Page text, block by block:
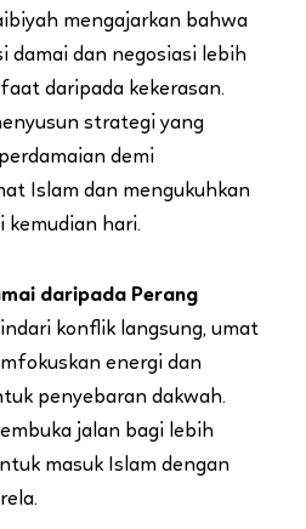
mengajarkan bahwa
damai dan negosiasi lebih
daripada kekerasan.
demi
Islam dan mengukuhkan
kemudian hari.
daripada Perang
konflik langsung, umat
energi dan
penyebaran dakwah.
jalan bagi lebih
masuk Islam dengan